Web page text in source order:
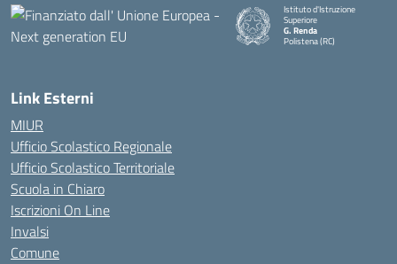
Istituto d'Istruzione
Superiore
G. Renda
Polistena (RC)
Link Esterni
MIUR
Ufficio Scolastico Regionale
Ufficio Scolastico Territoriale
Scuola in Chiaro
Iscrizioni On Line
Invalsi
Comune